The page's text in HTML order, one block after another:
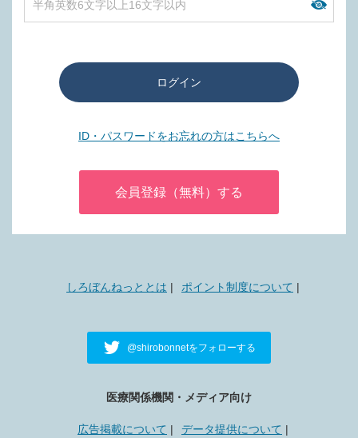
ログイン
ID・パスワードをお忘れの方はこちらへ
会員登録（無料）する
しろぼんねっととは ポイント制度について
@shirobonnetをフォローする
医療関係機関・メディア向け
広告掲載について データ提供について